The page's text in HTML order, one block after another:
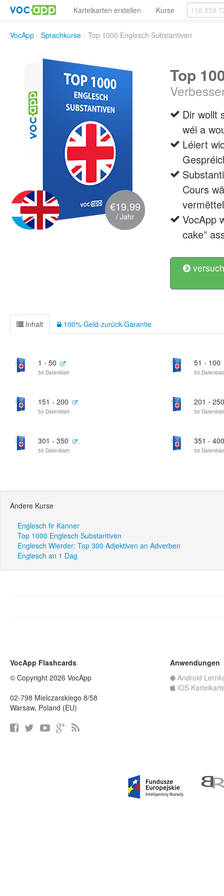
Karteikarten erstellen Kurse
VocApp / Sprachkurse / Top 1000 Englesch Substantiven
€19.99
/ Jahr
Top
Dir wollt
wéi a
Léiert
Cours
VocApp
cake”
Inhalt 100% Geld-zurück-Garantie
1 - 50
50 Datenblatt
51 - 100
50
151 - 200
50 Datenblatt
201 - 250
50
301 - 350
50 Datenblatt
351 - 400
50
Andere Kurse
Englesch fir Kanner
Top 1000 Englesch Substantiven
Englesch Wierder: Top 300 Adjektiven an Adverben
Englesch an 1 Dag
VocApp Flashcards
© Copyright 2026 VocApp
02-798 Mielczarskiego 8/58
Warsaw, Poland (EU)
Anwendungen
Android
iOS